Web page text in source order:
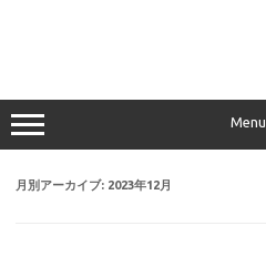
Menu
月別アーカイブ: 2023年12月